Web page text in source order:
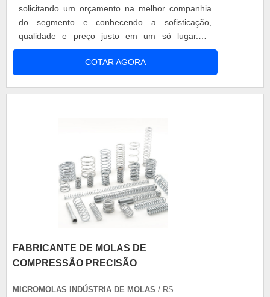
solicitando um orçamento na melhor companhia
do segmento e conhecendo a sofisticação,
qualidade e preço justo em um só lugar.UM
POUCO MAIS SOBRE MOLA DE AÇO
ESPIRALSe alguém pesquisar mola de aço espiral
em uma empresa que preza pela segurança,
tecnologia e desenvolvimento no que gera
resultado ao cliente.Ainda tratando-se de mola de
aço espiral, deve-se descartar empresas que não
tenham produtos e serviços com ótima qualidade
e precisão, características simples, mas que
mostram o comprometimento da empresa com
seus clientes.É importante lembrar que o produto
Esse tipo de cuidado ajuda a garantir a qualidade
e durabilidade dos materiais, além de evitar
produtos que não cumprem com suas funções
COTAR AGORA
FABRICANTE DE MOLAS DE
COMPRESSÃO PRECISÃO
MICROMOLAS INDÚSTRIA DE MOLAS / RS